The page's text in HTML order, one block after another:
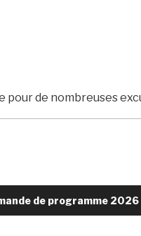
pour de nombreuses
de programme 2026